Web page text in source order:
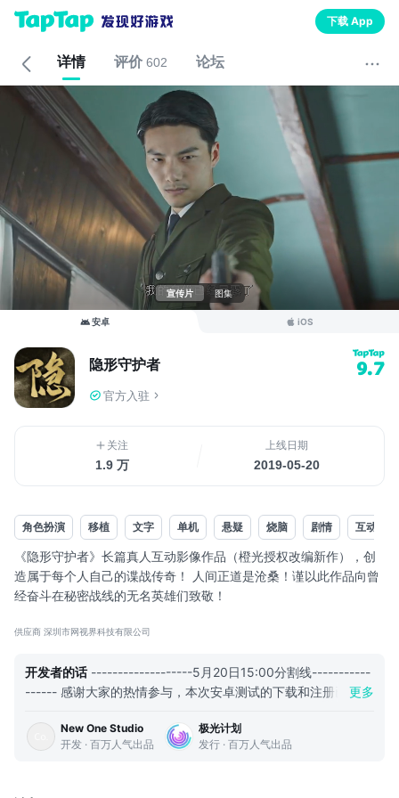
下载 App
详情 评价 602 论坛
宣传片 图集
安卓 iOS
隐形守护者 9.7
官方入驻
关注
1.9 万
上线日期
2019-05-20
角色扮演 移植 文字 单机 悬疑 烧脑 剧情 互动电影
《隐形守护者》长篇真人互动影像作品（橙光授权改编新作），创
造属于每个人自己的谍战传奇！ 人间正道是沧桑！谨以此作品向曾
经奋斗在秘密战线的无名英雄们致敬！
独自潜伏于多方黑暗势力之中，成为一名隐形守护者，为抗战胜利
时代、信仰、忠孝、情义、爱恨、恩仇、人性……万象艰险之中，当
你置身于两难境地之时，究竟该如何选择？乱世谍战，守护初心，
诞生百千种生死剧情！...
供应商 深圳市网视界科技有限公司
开发者的话 -------------------5月20日15:00分割线-----------
------ 感谢大家的热情参与，本次安卓测试的下载和注册已如期
第一时间告诉大家： ----《隐形守护者》安卓版本将于5月24日
正式上线！ 感谢各位Taper一直以来的支持和等待，期待相见^_
更多
New One Studio
开发 · 百万人气出品
极光计划
发行 · 百万人气出品